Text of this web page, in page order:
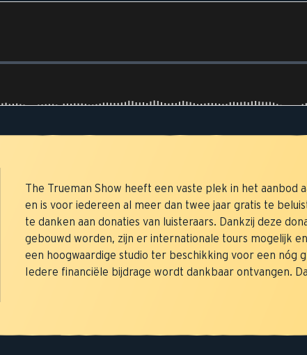
The Trueman Show heeft een vaste plek in het aanbod
en is voor iedereen al meer dan twee jaar gratis te
te danken aan donaties van luisteraars. Dankzij deze
gebouwd worden, zijn er internationale tours mogelijk
een hoogwaardige studio ter beschikking voor een nóg
Iedere financiële bijdrage wordt dankbaar ontvangen.